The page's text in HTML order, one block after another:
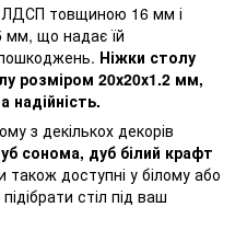
ЛДСП товщиною 16 мм і
мм, що надає їй
пошкоджень. Ніжки столу
розміром 20х20х1.2 мм,
надійність.
з декількох декорів
сонома, дуб білий крафт
також доступні у білому або
стіл під ваш